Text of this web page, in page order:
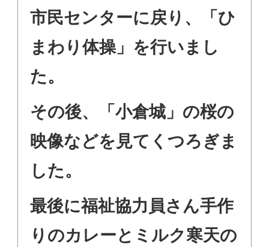
市民センターに戻り、「ひ
まわり体操」を行いまし
た。
その後、「小倉城」の桜の
映像などを見てくつろぎま
した。
最後に福祉協力員さん手作
りのカレーとミルク寒天の